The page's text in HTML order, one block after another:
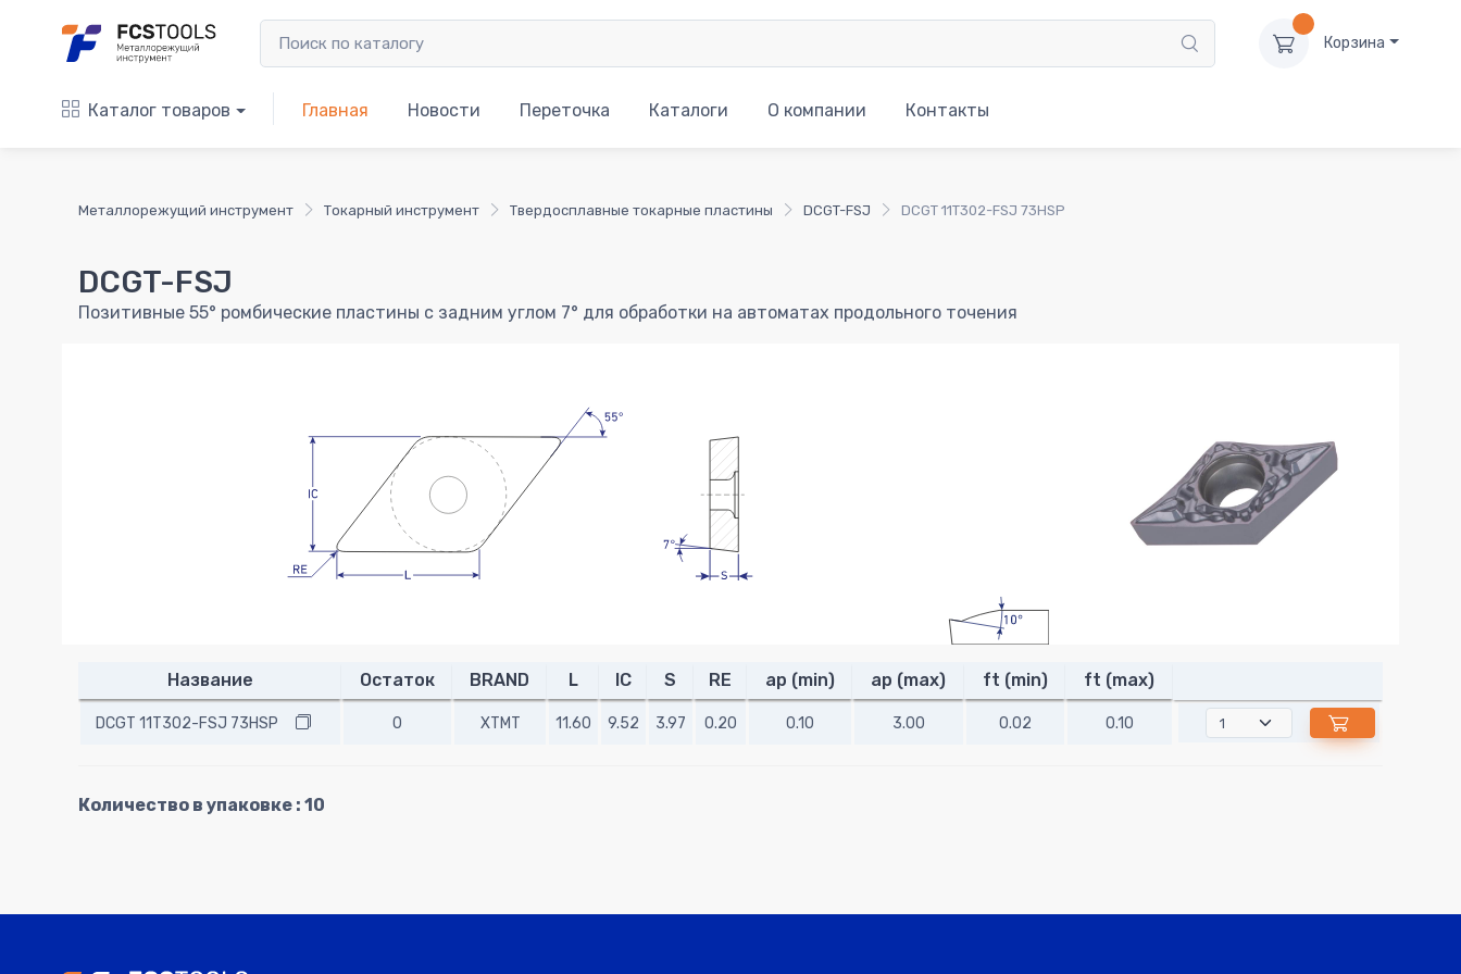
Корзина
Каталог товаров Главная Новости Переточка Каталоги О компании Контакты
Металлорежущий инструмент Токарный инструмент Твердосплавные токарные пластины DCGT-FSJ DCGT 11T302-FSJ 73HSP
DCGT-FSJ
Позитивные 55° ромбические пластины с задним углом 7° для обработки на автоматах продольного точения
Название Остаток BRAND L IC S RE ap (min) ap (max) ft (min) ft (max)
DCGT 11T302-FSJ 73HSP 0 XTMT 11.60 9.52 3.97 0.20 0.10 3.00 0.02 0.10
Количество в упаковке : 10